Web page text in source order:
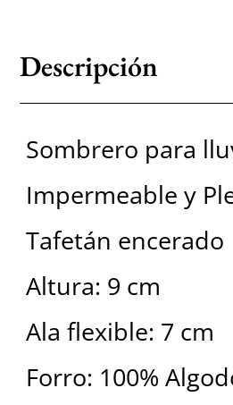
Descripción
Sombrero para
Impermeable y
Tafetán encerado
Altura: 9 cm
Ala flexible: 7 cm
Forro: 100%